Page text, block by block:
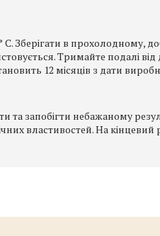
C. Зберігати в прохолодному,
Тримайте подалі
12 місяців з дати
запобігти небажаному
властивостей. На кінцевий